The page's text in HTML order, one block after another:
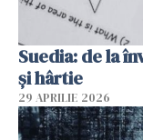
Suedia: de la
și hârtie
29 APRILIE 2026